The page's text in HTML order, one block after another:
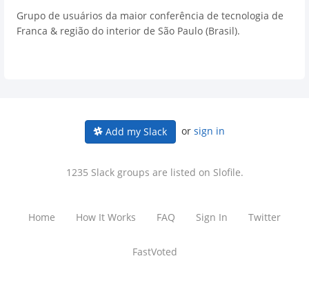
Grupo de usuários da maior conferência de tecnologia de
Franca & região do interior de São Paulo (Brasil).
Add my Slack or sign in
1235 Slack groups are listed on Slofile.
Home How It Works FAQ Sign In Twitter
FastVoted